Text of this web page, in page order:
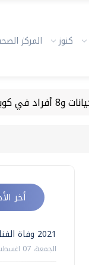
كنوز المركز
وزير
أخر
2021 وفاة الفنانة دلال عبد العزيز
الجمعة، 07 اغسطس 2026 03:15 ص